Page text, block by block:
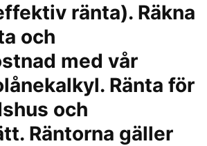
ränta). Räkna
och
med vår
Ränta för
och
Räntorna gäller